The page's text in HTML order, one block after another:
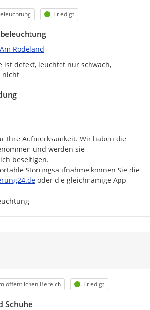
Status
Erledigt
Rodeland
ist defekt, leuchtet nur schwach,
nicht
Erstellens
Ihre Aufmerksamkeit. Wir haben die
und werden sie
beseitigen.
Störungsaufnahme können Sie die
oder die gleichnamige App
öffentlichen Bereich Status
Erledigt
Schuhe